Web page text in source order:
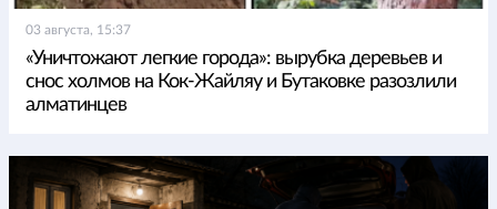
03 августа, 15:37
«Уничтожают легкие города»: вырубка деревьев и
снос холмов на Кок-Жайляу и Бутаковке разозлили
алматинцев